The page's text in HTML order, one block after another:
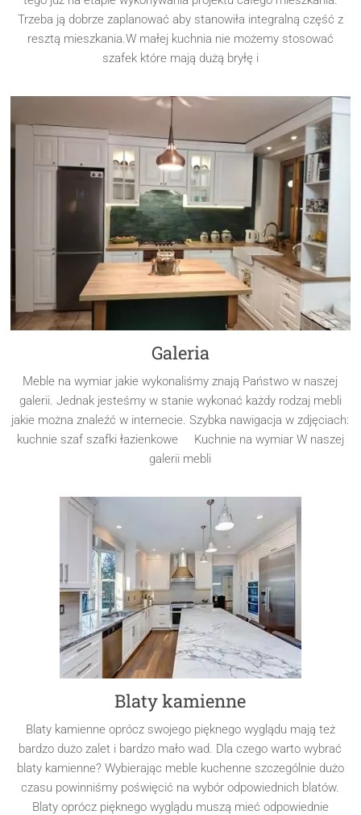
Trzeba ją dobrze zaplanować aby stanowiła integralną część z
resztą mieszkania.W małej kuchnia nie możemy stosować
szafek które mają dużą bryłę i
Galeria
Meble na wymiar jakie wykonaliśmy znają Państwo w naszej
galerii. Jednak jesteśmy w stanie wykonać każdy rodzaj mebli
jakie można znaleźć w internecie. Szybka nawigacja w zdjęciach:
kuchnie szaf szafki łazienkowe Kuchnie na wymiar W naszej
galerii mebli
Blaty kamienne
Blaty kamienne oprócz swojego pięknego wyglądu mają też
bardzo dużo zalet i bardzo mało wad. Dla czego warto wybrać
blaty kamienne? Wybierając meble kuchenne szczególnie dużo
czasu powinniśmy poświęcić na wybór odpowiednich blatów.
Blaty oprócz pięknego wyglądu muszą mieć odpowiednie